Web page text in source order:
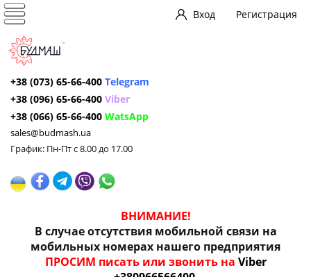
Вход Регистрация
+38 (073) 65-66-400 Telegram
+38 (096) 65-66-400 Viber
+38 (066) 65-66-400 WatsApp
sales@budmash.ua
График: Пн-Пт с 8.00 до 17.00
ВНИМАНИЕ!
В случае отсутствия мобильной связи на
мобильных номерах нашего предприятия
ПРОСИМ писать или звонить на Viber